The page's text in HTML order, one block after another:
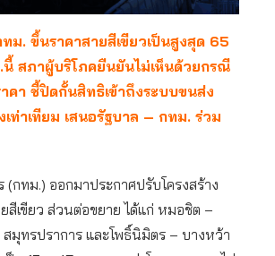
ม. ขึ้นราคาสายสีเขียวเป็นสูงสุด 65
.นี้ สภาผู้บริโภคยืนยันไม่เห็นด้วยกรณี
คา ชี้ปิดกั้นสิทธิเข้าถึงระบบขนส่ง
ท่าเทียม เสนอรัฐบาล – กทม. ร่วม
(กทม.) ออกมาประกาศปรับโครงสร้าง
สีเขียว ส่วนต่อขยาย ได้แก่ หมอชิต –
มุทรปราการ และโพธิ์นิมิตร – บางหว้า